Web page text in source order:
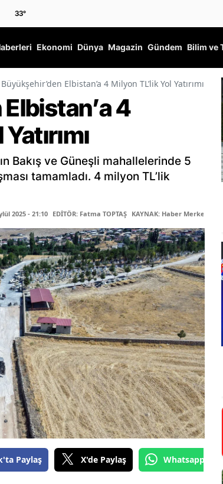
33°
Ekonomi Dünya Magazin Gündem Bilim ve
Büyükşehir’den Elbistan’a 4 Milyon TL’lik Yol Yatırımı
4
Bakış ve Güneşli mahallelerinde 5
tamamladı. 4 milyon TL’lik
2025 - 21:10 EDİTÖR: Fatma TOPTAŞ KAYNAK: Haber Merkezi
Paylaş X'de Paylaş Whatsapp'tan